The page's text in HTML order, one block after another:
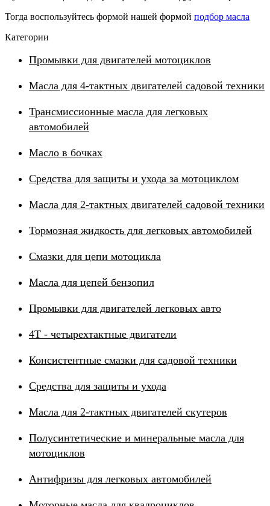
Тогда воспользуйтесь формой нашей формой подбор масла
Категории
Промывки для двигателей мотоциклов
Масла для 4-тактных двигателей садовой техники
Трансмиссионные масла для легковых
автомобилей
Масло в бочках
Средства для защиты и ухода за мотоциклом
Масла для 2-тактных двигателей садовой техники
Тормозная жидкость для легковых автомобилей
Смазки для цепи мотоцикла
Масла для цепей бензопил
Промывки для двигателей легковых авто
4Т - четырехтактные двигатели
Консистентные смазки для садовой техники
Средства для защиты и ухода
Масла для 2-тактных двигателей скутеров
Полусинтетические и минеральные масла для
мотоциклов
Антифризы для легковых автомобилей